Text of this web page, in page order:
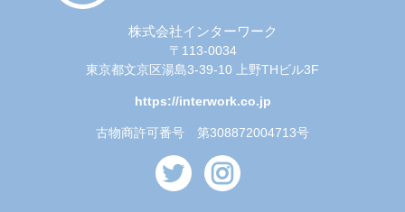
株式会社インターワーク
〒113-0034
東京都文京区湯島3-39-10 上野THビル3F
https://interwork.co.jp
古物商許可番号 第308872004713号